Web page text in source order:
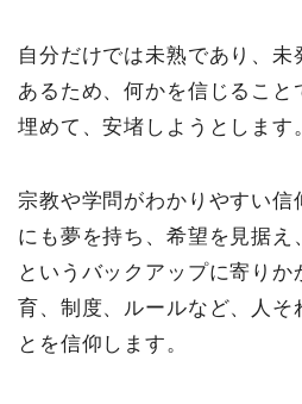
自分だけでは未熟であり、
あるため、何かを信じること
埋めて、安堵しようとします
宗教や学問がわかりやすい信
にも夢を持ち、希望を見据え
というバックアップに寄り
育、制度、ルールなど、人そ
とを信仰します。